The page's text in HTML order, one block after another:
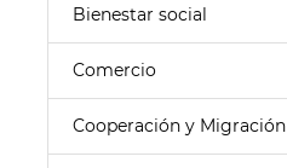
Bienestar social
Comercio
Cooperación y Migración